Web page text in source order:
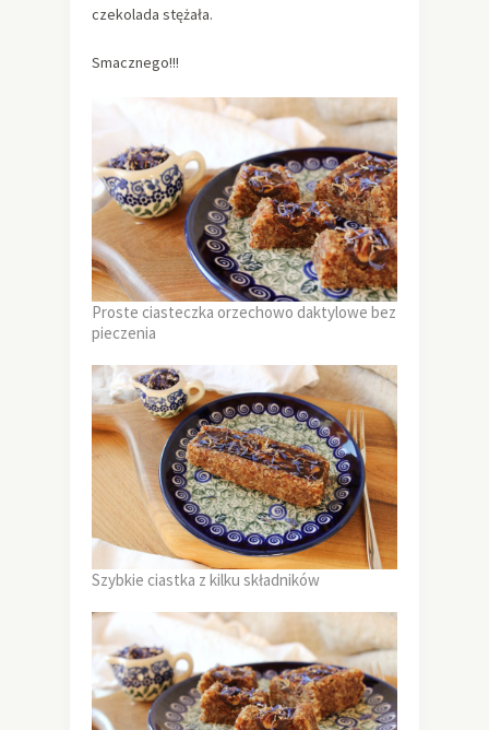
czekolada stężała.
Smacznego!!!
Proste ciasteczka orzechowo daktylowe bez
pieczenia
Szybkie ciastka z kilku składników